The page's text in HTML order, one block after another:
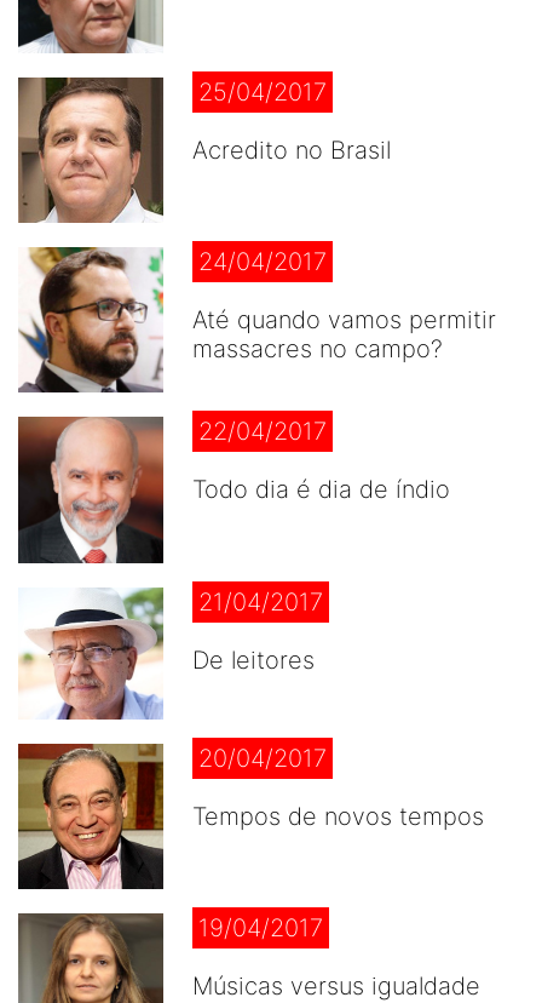
25/04/2017
Acredito no Brasil
24/04/2017
Até quando vamos permitir
massacres no campo?
22/04/2017
Todo dia é dia de índio
21/04/2017
De leitores
20/04/2017
Tempos de novos tempos
19/04/2017
Músicas versus igualdade